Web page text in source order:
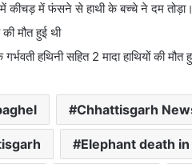
कीचड़ में फंसने से हाथी के बच्चे ने दम तोड़ा।
की मौत हुई थी
हथिनी सहित 2 मादा हाथियों की मौत
Chhattisgarh
Elephant death